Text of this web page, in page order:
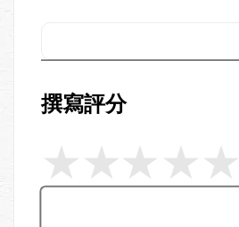
撰寫評分